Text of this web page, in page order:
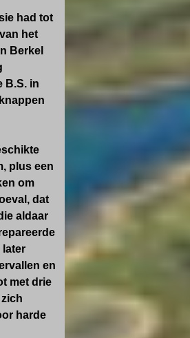
had tot
het
Berkel
B.S. in
plus een
om
dat
aldaar
later
en
met drie
harde